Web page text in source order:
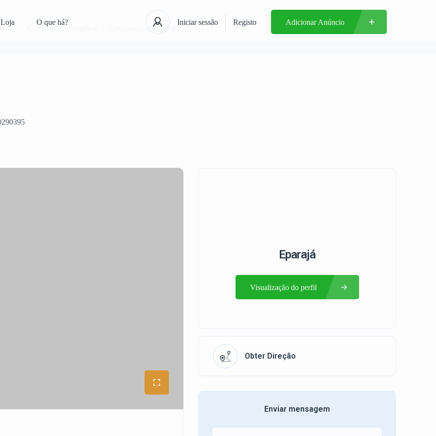
Loja O que há? Iniciar sessão Registo Adicionar Anúncio
Certificação energética Certificação Energética
Eparajá
Visualização do perfil
Obter Direção
Enviar mensagem